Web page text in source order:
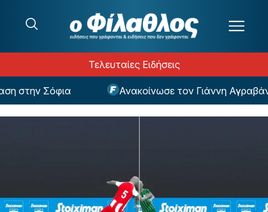
Τελευταίες Ειδήσεις
Σόφια Ανακοίνωσε τον Γιάννη Αγραβάνη